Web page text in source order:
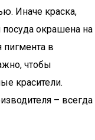
Иначе краска,
посуда окрашена на
пигмента в
чтобы
красители.
– всегда